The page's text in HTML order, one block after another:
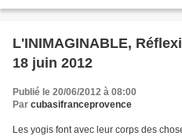
L'INIMAGINABLE,
18 juin 2012
Publié le 20/06/2012 à 08:00
Par cubasifranceprovence
Les yogis font avec leur corps des